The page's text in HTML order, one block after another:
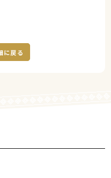
に戻る